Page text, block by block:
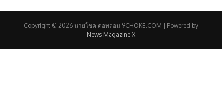
Copyright © 2026 นายโชค ดอทคอม 9CHOKE.COM | Powered by
News Magazine X